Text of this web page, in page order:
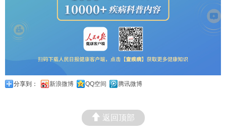
分享到： 新浪微博 QQ空间 腾讯微博
返回顶部